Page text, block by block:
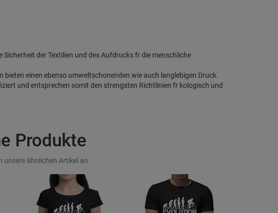
Sicherheit der Textilien und des Aufdrucks fr die menschliche
einen ebenso umweltschonenden wie auch langlebigen Druck.
und entsprechen somit den strengsten Richtlinien fr kologisch und
Produkte
unsere ähnlichen Artikel an.